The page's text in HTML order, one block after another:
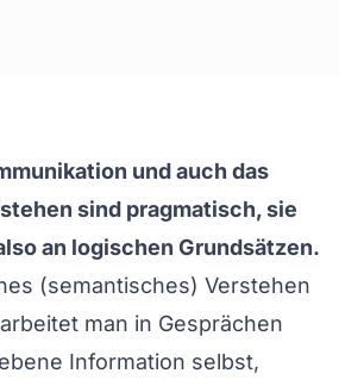
und auch das
sind pragmatisch, sie
an logischen Grundsätzen.
(semantisches) Verstehen
man in Gesprächen
Information selbst,